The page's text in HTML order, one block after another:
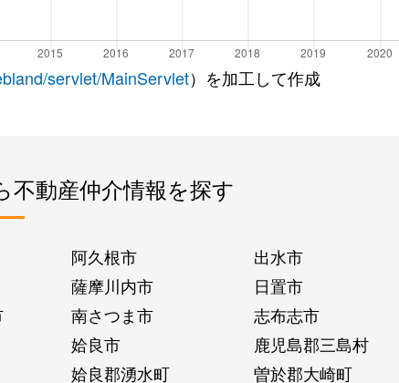
servlet/MainServlet）を加工して作成
不動産仲介情報を探す
阿久根市
出水市
薩摩川内市
日置市
南さつま市
志布志市
姶良市
鹿児島郡三島村
姶良郡湧水町 曽於郡大崎町